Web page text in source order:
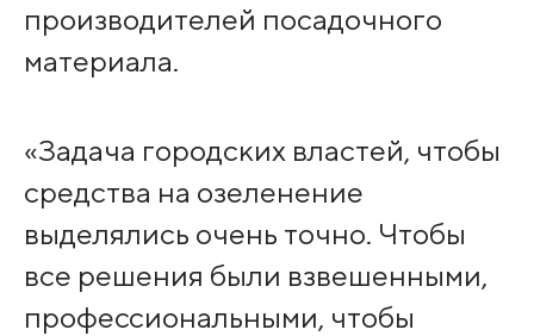
производителей посадочного
материала.
«Задача городских властей, чтобы
средства на озеленение
выделялись очень точно. Чтобы
все решения были взвешенными,
профессиональными, чтобы